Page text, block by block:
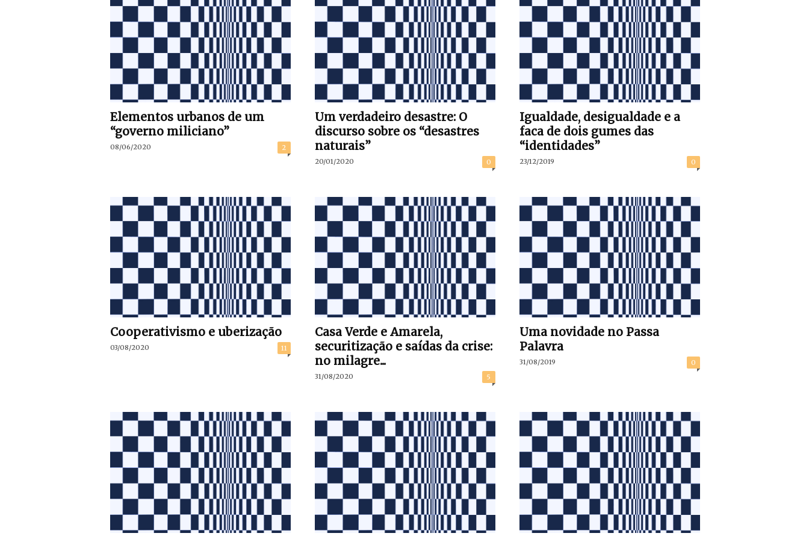
Elementos urbanos de um
“governo miliciano”
08/06/2020 2
Um verdadeiro desastre: O
discurso sobre os “desastres
naturais”
20/01/2020 0
Igualdade, desigualdade e a
faca de dois gumes das
“identidades”
23/12/2019 0
Cooperativismo e uberização
03/08/2020 11
Casa Verde e Amarela,
securitização e saídas da crise:
no milagre...
31/08/2020 5
Uma novidade no Passa
Palavra
31/08/2019 0